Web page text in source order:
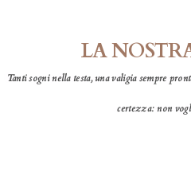
LA
Tanti sogni nella testa, una valigia sempre
certezza: non